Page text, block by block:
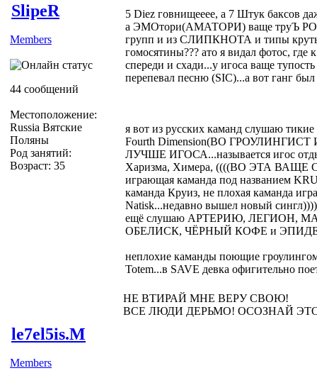
SlipeR
Members
44 сообщений
Местоположение:
Russia Вятские
Поляны
Род занятий:
Возраст: 35
5 Diez говнищееее, а 7 Штук баксов
а ЭМОтори(АМАТОРИ) ваще труЪ
групп и из СЛИПКНОТА и типы
гомосятины??? ато я видал фотос, где
спереди и схади...у игоса ваще
перепевал песню (SIC)...а вот ганг
я вот из русских каманд слушаю
Fourth Dimension(ВО
ЛУЧШЕ ИГОСА...называется игос
Харизма, Химера, ((((ВО ЭТА ВАЩЕ
играющая каманда под названием
каманда Круиз, не плохая каманда
Natisk...недавно вышел новый
ещё слушаю АРТЕРИЮ, ЛЕГИОН,
ОБЕЛИСК, ЧЁРНЫЙ КОФЕ и
неплохие каманды поющие
Totem...в SAVE девка офигительно
НЕ ВТИРАЙ МНЕ ВЕРУ СВОЮ!
ВСЕ ЛЮДИ ДЕРЬМО! ОСОЗНАЙ
le7el5is.M
Members